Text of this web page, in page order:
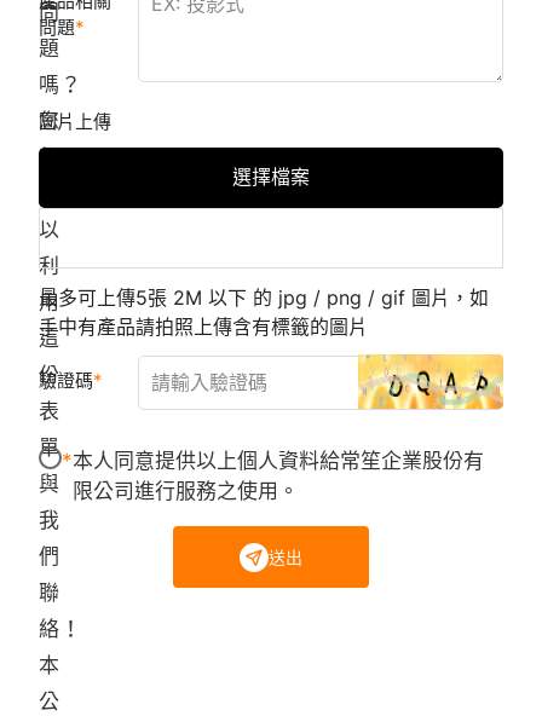
問
題
嗎？
您
都
以
利
用
這
份
表
單
與
我
們
聯
絡！
本
公
問題
圖片上傳
選擇檔案
最多可上傳5張 2M 以下 的 jpg / png / gif 圖片，如
手中有產品請拍照上傳含有標籤的圖片
驗證碼
本人同意提供以上個人資料給常笙企業股份有
限公司進行服務之使用。
送出